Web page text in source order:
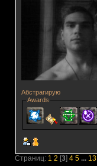
Абстрагирую
Awards
Страниц: 1 2 [3] 4 5 ... 13